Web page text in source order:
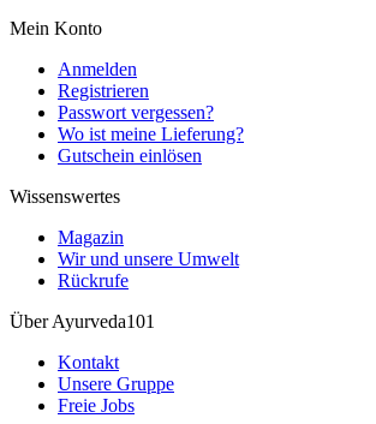
Mein Konto
Anmelden
Registrieren
Passwort vergessen?
Wo ist meine Lieferung?
Gutschein einlösen
Wissenswertes
Magazin
Wir und unsere Umwelt
Rückrufe
Über Ayurveda101
Kontakt
Unsere Gruppe
Freie Jobs